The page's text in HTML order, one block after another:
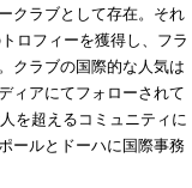
クラブとして存在。それ
ロフィーを獲得し、フラ
クラブの国際的な人気は
ィアにてフォローされて
を超えるコミュニティに
ールとドーハに国際事務